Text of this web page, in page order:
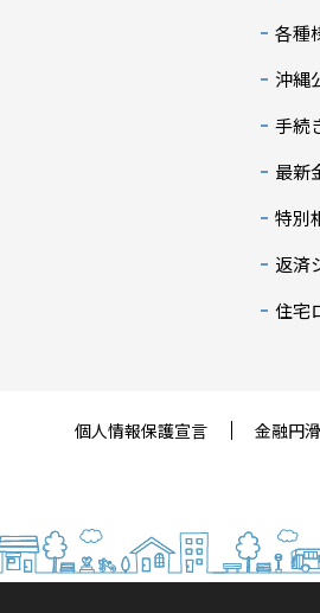
各種
沖縄
手続
最新
特別
返済
住宅
個人情報保護宣言 金融円